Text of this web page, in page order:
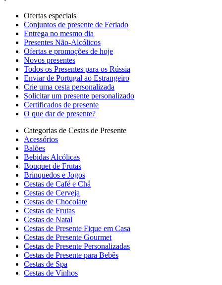
Ofertas especiais
Сonjuntos de presente de Feriado
Entrega no mesmo dia
Presentes Não-Alcólicos
Ofertas e promoções de hoje
Novos presentes
Todos os Presentes para os Rússia
Enviar de Portugal ao Estrangeiro
Crie uma cesta personalizada
Solicitar um presente personalizado
Certificados de presente
O que dar de presente?
Categorias de Cestas de Presente
Acessórios
Balões
Bebidas Alcólicas
Bouquet de Frutas
Brinquedos e Jogos
Cestas de Café e Chá
Cestas de Cerveja
Cestas de Chocolate
Cestas de Frutas
Cestas de Natal
Cestas de Presente Fique em Casa
Cestas de Presente Gourmet
Cestas de Presente Personalizadas
Cestas de Presente para Bebês
Cestas de Spa
Cestas de Vinhos